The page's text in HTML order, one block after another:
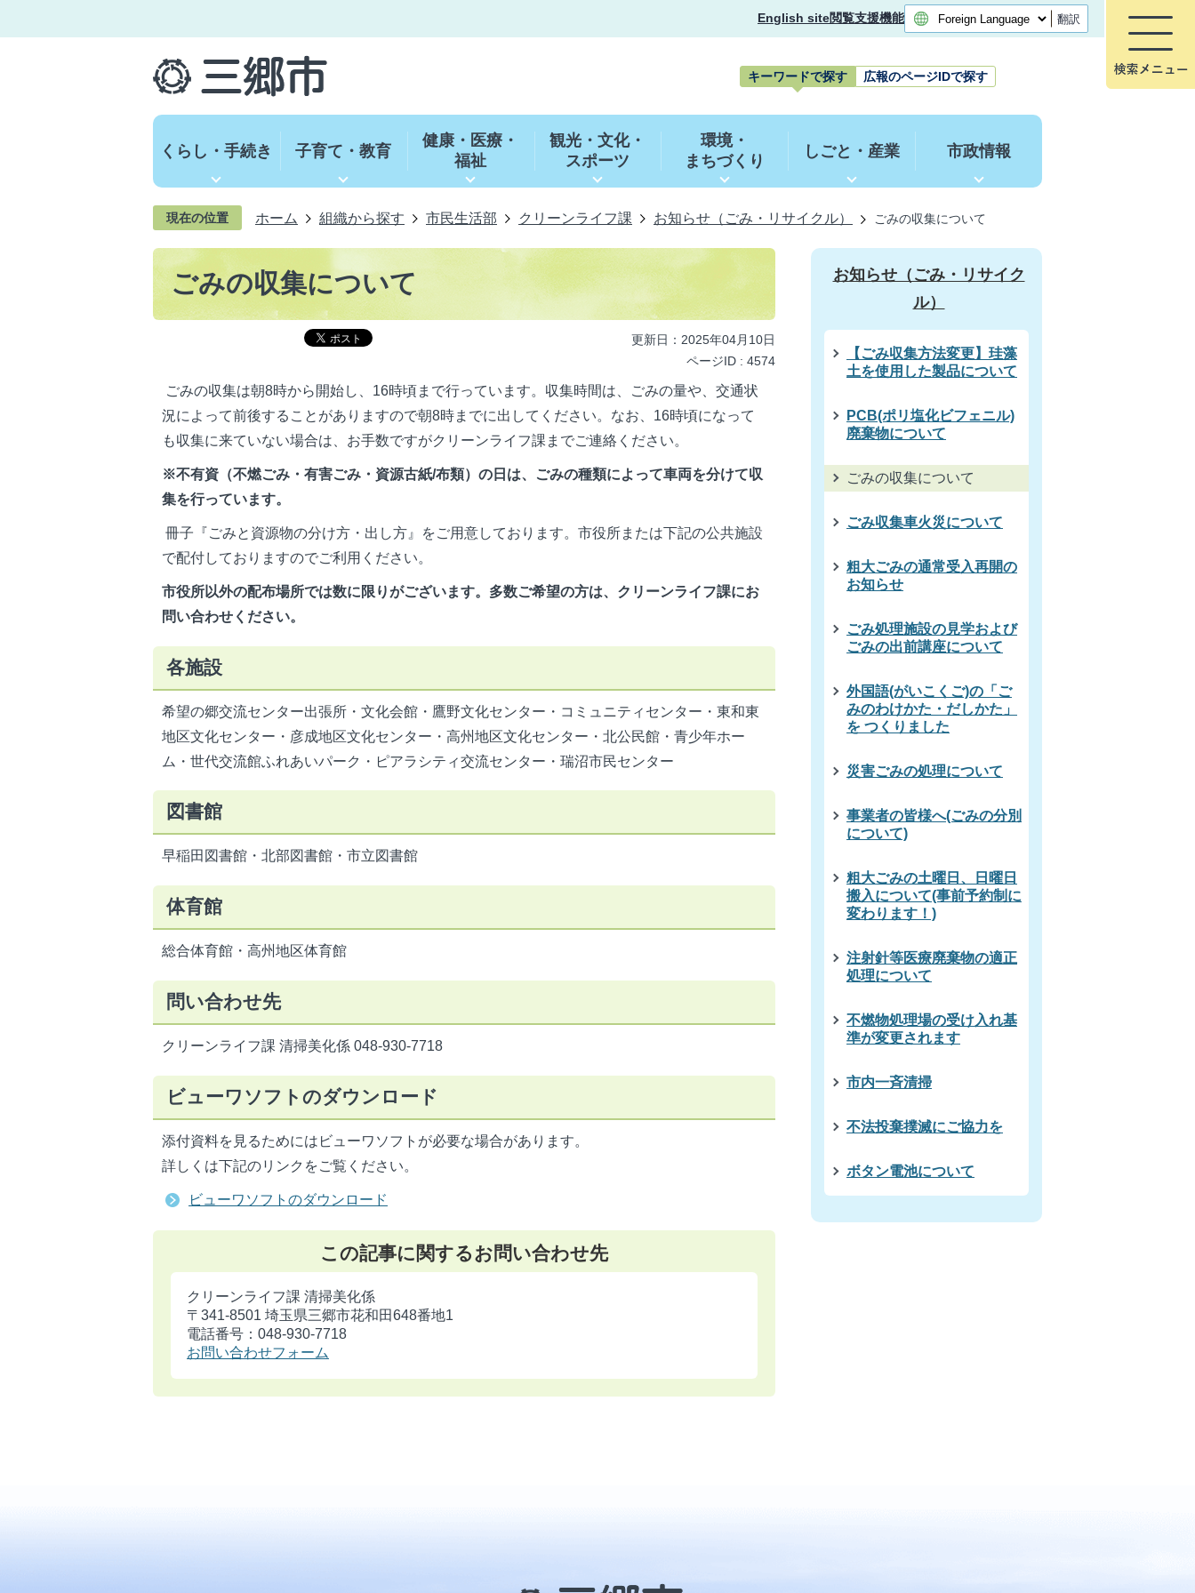
English site閲覧支援機能 翻訳
キーワードで探す 広報のページIDで探す
ワ
ー
索
くらし・手続き 子育て・教育
健康・医療・
福祉
観光・文化・
スポーツ
環境・
まちづくり
しごと・産業 市政情報
現在の位置 ホーム 組織から探す 市民生活部 クリーンライフ課 お知らせ（ごみ・リサイクル） ごみの収集について
ごみの収集について
更新日：2025年04月10日
ページID : 4574
ごみの収集は朝8時から開始し、16時頃まで行っています。収集時間は、ごみの量や、交通状
況によって前後することがありますので朝8時までに出してください。なお、16時頃になって
も収集に来ていない場合は、お手数ですがクリーンライフ課までご連絡ください。
※不有資（不燃ごみ・有害ごみ・資源古紙/布類）の日は、ごみの種類によって車両を分けて収
集を行っています。
冊子『ごみと資源物の分け方・出し方』をご用意しております。市役所または下記の公共施設
で配付しておりますのでご利用ください。
市役所以外の配布場所では数に限りがございます。多数ご希望の方は、クリーンライフ課にお
問い合わせください。
各施設
希望の郷交流センター出張所・文化会館・鷹野文化センター・コミュニティセンター・東和東
地区文化センター・彦成地区文化センター・高州地区文化センター・北公民館・青少年ホー
ム・世代交流館ふれあいパーク・ピアラシティ交流センター・瑞沼市民センター
図書館
早稲田図書館・北部図書館・市立図書館
体育館
総合体育館・高州地区体育館
問い合わせ先
クリーンライフ課 清掃美化係 048-930-7718
ビューワソフトのダウンロード
添付資料を見るためにはビューワソフトが必要な場合があります。
詳しくは下記のリンクをご覧ください。
ビューワソフトのダウンロード
この記事に関するお問い合わせ先
クリーンライフ課 清掃美化係
〒341-8501 埼玉県三郷市花和田648番地1
電話番号：048-930-7718
お問い合わせフォーム
お知らせ（ごみ・リサイク
ル）
【ごみ収集方法変更】珪藻
土を使用した製品について
PCB(ポリ塩化ビフェニル)
廃棄物について
ごみの収集について
ごみ収集車火災について
粗大ごみの通常受入再開の
お知らせ
ごみ処理施設の見学および
ごみの出前講座について
外国語(がいこくご)の「ご
みのわけかた・だしかた」
を つくりました
災害ごみの処理について
事業者の皆様へ(ごみの分別
について)
粗大ごみの土曜日、日曜日
搬入について(事前予約制に
変わります！)
注射針等医療廃棄物の適正
処理について
不燃物処理場の受け入れ基
準が変更されます
市内一斉清掃
不法投棄撲滅にご協力を
ボタン電池について